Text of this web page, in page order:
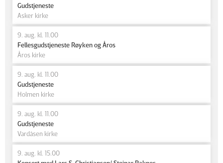
Gudstjeneste
Asker kirke
9. aug. kl. 11.00
Fellesgudstjeneste Røyken og Åros
Åros kirke
9. aug. kl. 11.00
Gudstjeneste
Holmen kirke
9. aug. kl. 11.00
Gudstjeneste
Vardåsen kirke
9. aug. kl. 15.00